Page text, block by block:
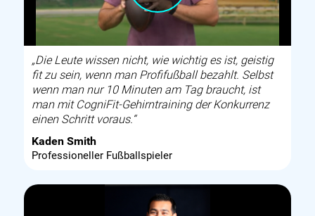
„Die Leute wissen nicht, wie wichtig es ist, geistig
fit zu sein, wenn man Profifußball bezahlt. Selbst
wenn man nur 10 Minuten am Tag braucht, ist
man mit CogniFit-Gehirntraining der Konkurrenz
einen Schritt voraus.“
Kaden Smith
Professioneller Fußballspieler